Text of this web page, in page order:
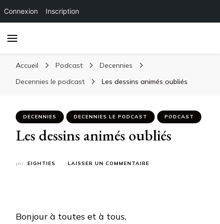
Connexion Inscription
Accueil Podcast
Decennies
Decennies le podcast
Les dessins animés oubliés
DECENNIES DECENNIES LE PODCAST PODCAST
Les dessins animés oubliés
par EIGHTIES LAISSER UN COMMENTAIRE
Bonjour à toutes et à tous,